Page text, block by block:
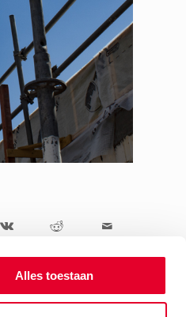
Alles toestaan